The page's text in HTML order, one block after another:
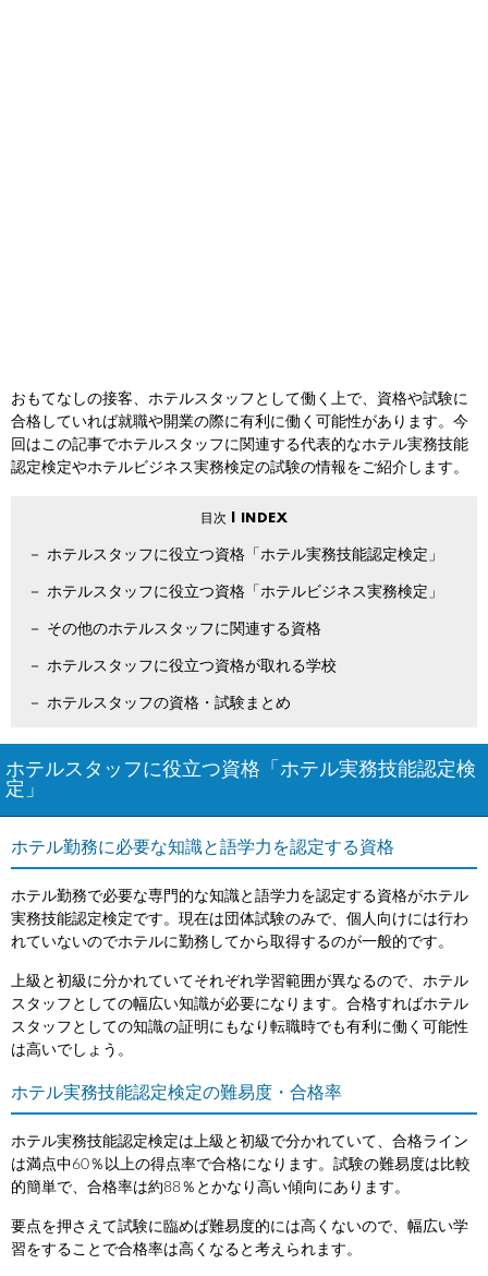
おもてなしの接客、ホテルスタッフとして働く上で、資格や試験に
合格していれば就職や開業の際に有利に働く可能性があります。今
回はこの記事でホテルスタッフに関連する代表的なホテル実務技能
認定検定やホテルビジネス実務検定の試験の情報をご紹介します。
ホテルスタッフに役立つ資格「ホテル実務技能認定検定」
ホテルスタッフに役立つ資格「ホテルビジネス実務検定」
その他のホテルスタッフに関連する資格
ホテルスタッフに役立つ資格が取れる学校
ホテルスタッフの資格・試験まとめ
ホテルスタッフに役立つ資格「ホテル実務技能認定検
定」
ホテル勤務に必要な知識と語学力を認定する資格
ホテル勤務で必要な専門的な知識と語学力を認定する資格がホテル
実務技能認定検定です。現在は団体試験のみで、個人向けには行わ
れていないのでホテルに勤務してから取得するのが一般的です。
上級と初級に分かれていてそれぞれ学習範囲が異なるので、ホテル
スタッフとしての幅広い知識が必要になります。合格すればホテル
スタッフとしての知識の証明にもなり転職時でも有利に働く可能性
は高いでしょう。
ホテル実務技能認定検定の難易度・合格率
ホテル実務技能認定検定は上級と初級で分かれていて、合格ライン
は満点中60％以上の得点率で合格になります。試験の難易度は比較
的簡単で、合格率は約88％とかなり高い傾向にあります。
要点を押さえて試験に臨めば難易度的には高くないので、幅広い学
習をすることで合格率は高くなると考えられます。